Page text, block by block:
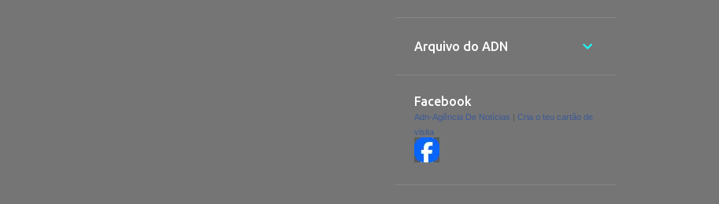
Arquivo do ADN
Facebook
Adn-Agência De Notícias
Cria o teu cartão de
visita